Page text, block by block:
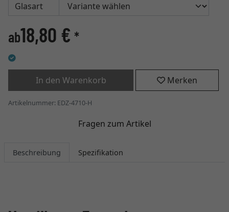
Glasart
ab18,80 € *
In den Warenkorb Merken
Artikelnummer: EDZ-4710-H
Fragen zum Artikel
Beschreibung Spezifikation